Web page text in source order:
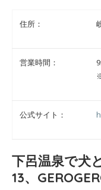
住所：
営業時間：
公式サイト：
下呂温泉で犬
13、